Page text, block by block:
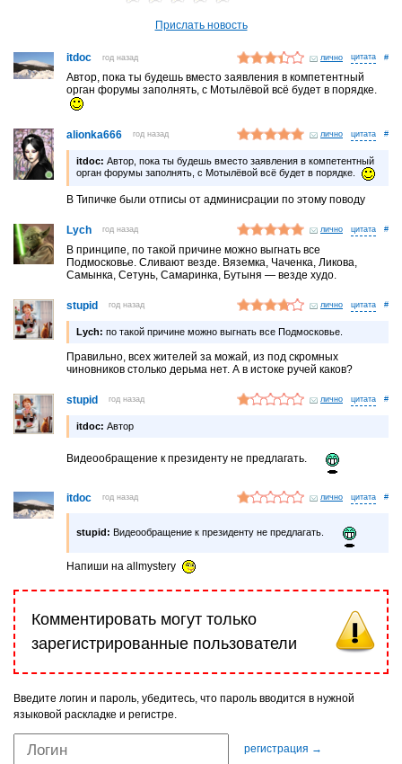
Прислать новость
itdoc год назад лично #
Автор, пока ты будешь вместо заявления в компетентный
орган форумы заполнять, с Мотылёвой всё будет в порядке.
alionka666 год назад лично #
itdoc: Автор, пока ты будешь вместо заявления в компетентный
орган форумы заполнять, с Мотылёвой всё будет в порядке.
В Типичке были отписы от админисрации по этому поводу
Lych год назад лично #
В принципе, по такой причине можно выгнать все
Подмосковье. Сливают везде. Вяземка, Чаченка, Ликова,
Самынка, Сетунь, Самаринка, Бутыня — везде худо.
stupid год назад лично #
Lych: по такой причине можно выгнать все Подмосковье.
Правильно, всех жителей за можай, из под скромных
чиновников столько дерьма нет. А в истоке ручей каков?
stupid год назад лично #
itdoc: Автор
Видеообращение к президенту не предлагать.
itdoc год назад лично #
stupid: Видеообращение к президенту не предлагать.
Напиши на allmystery
Комментировать могут только
зарегистрированные пользователи
Введите логин и пароль, убедитесь, что пароль вводится в нужной
языковой раскладке и регистре.
регистрация →